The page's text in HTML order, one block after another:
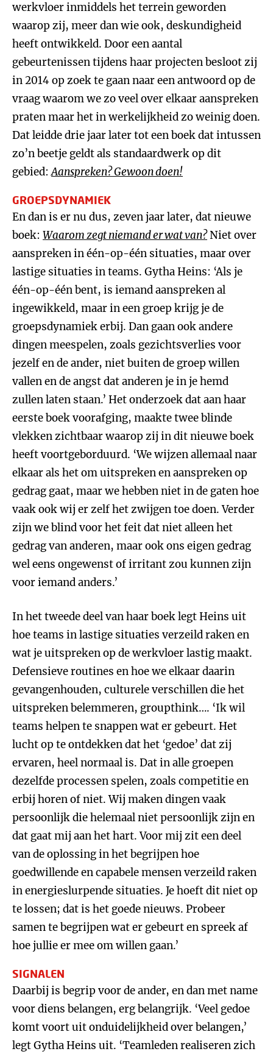
werkvloer inmiddels het terrein geworden
waarop zij, meer dan wie ook, deskundigheid
heeft ontwikkeld. Door een aantal
gebeurtenissen tijdens haar projecten besloot zij
in 2014 op zoek te gaan naar een antwoord op de
vraag waarom we zo veel over elkaar aanspreken
praten maar het in werkelijkheid zo weinig doen.
Dat leidde drie jaar later tot een boek dat intussen
zo’n beetje geldt als standaardwerk op dit
gebied:Aanspreken? Gewoon doen!
GROEPSDYNAMIEK
En dan is er nu dus, zeven jaar later, dat nieuwe
boek: Waarom zegt niemand er wat van?Niet over
aanspreken in één-op-één situaties, maar over
lastige situaties in teams. Gytha Heins: ‘Als je
één-op-één bent, is iemand aanspreken al
ingewikkeld, maar in een groep krijg je de
groepsdynamiek erbij. Dan gaan ook andere
dingen meespelen, zoals gezichtsverlies voor
jezelf en de ander, niet buiten de groep willen
vallen en de angst dat anderen je in je hemd
zullen laten staan.’ Het onderzoek dat aan haar
eerste boek voorafging, maakte twee blinde
vlekken zichtbaar waarop zij in dit nieuwe boek
heeft voortgeborduurd. ‘We wijzen allemaal naar
elkaar als het om uitspreken en aanspreken op
gedrag gaat, maar we hebben niet in de gaten hoe
vaak ook wij er zelf het zwijgen toe doen. Verder
zijn we blind voor het feit dat niet alleen het
gedrag van anderen, maar ook ons eigen gedrag
wel eens ongewenst of irritant zou kunnen zijn
voor iemand anders.’
In het tweede deel van haar boek legt Heins uit
hoe teams in lastige situaties verzeild raken en
wat je uitspreken op de werkvloer lastig maakt.
Defensieve routines en hoe we elkaar daarin
gevangenhouden, culturele verschillen die het
uitspreken belemmeren, groupthink…. ‘Ik wil
teams helpen te snappen wat er gebeurt. Het
lucht op te ontdekken dat het ‘gedoe’ dat zij
ervaren, heel normaal is. Dat in alle groepen
dezelfde processen spelen, zoals competitie en
erbij horen of niet. Wij maken dingen vaak
persoonlijk die helemaal niet persoonlijk zijn en
dat gaat mij aan het hart. Voor mij zit een deel
van de oplossing in het begrijpen hoe
goedwillende en capabele mensen verzeild raken
in energieslurpende situaties. Je hoeft dit niet op
te lossen; dat is het goede nieuws. Probeer
samen te begrijpen wat er gebeurt en spreek af
hoe jullie er mee om willen gaan.’
SIGNALEN
Daarbij is begrip voor de ander, en dan met name
voor diens belangen, erg belangrijk. ‘Veel gedoe
komt voort uit onduidelijkheid over belangen,’
legt Gytha Heins uit. ‘Teamleden realiseren zich